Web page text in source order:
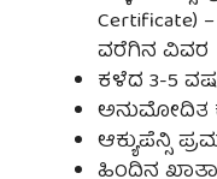
ವರೆಗಿನ ವಿವರ
ಕಳೆದ 3-5
ಅನುಮೋದಿತ
ಆಕ್ಯುಪೆನ್ಸಿ